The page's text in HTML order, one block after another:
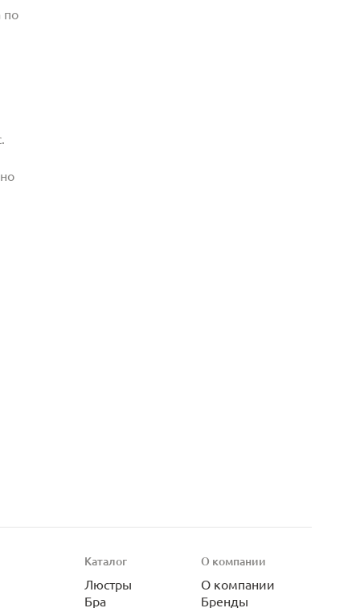
по
Каталог
Люстры
Бра
О компании
О компании
Бренды